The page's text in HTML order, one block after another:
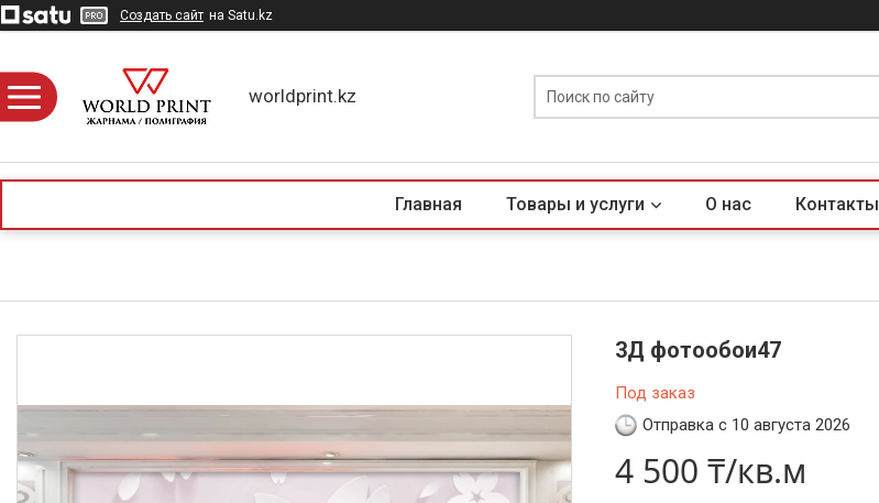
Создать сайт на Satu.kz
worldprint.kz
Главная Товары и услуги О нас Контакты
3Д фотообои47
Под заказ
Отправка с 10 августа 2026
4 500 ₸/кв.м